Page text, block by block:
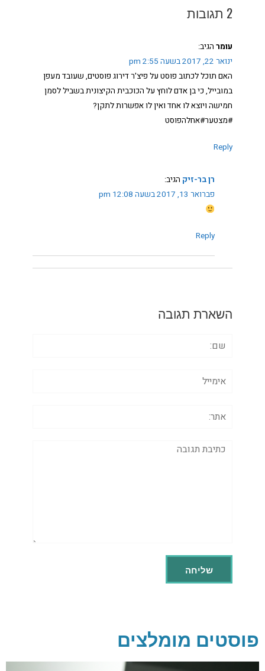
2 תגובות
עומר הגיב:
ינואר 22, 2017 בשעה 2:55 pm
האם תוכל לכתוב פוסט על פיצ'ר דירוג פוסטים, שעובד מעפן
במובייל, כי בן אדם לוחץ על הכוכבית הקיצונית בשביל לסמן
חמישה ויוצא לו אחד ואין לו אפשרות לתקן?
#מצטער#אחלהפוסט
Reply
רן בר-זיק הגיב:
פברואר 13, 2017 בשעה 12:08 pm
Reply
השארת תגובה
תגובה
פוסטים מומלצים